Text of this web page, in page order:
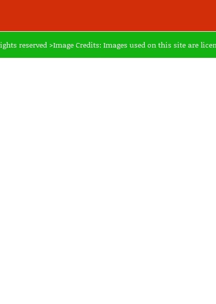
reserved >Image Credits: Images used on this site are